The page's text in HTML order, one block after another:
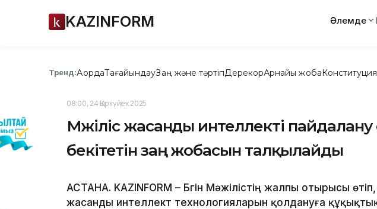
KAZINFORM Әлемде
Тренд:АқордаТағайындауЗаң және тәртіпДерекқорАрнайы жоба
08:00, 24 Қыркүйек 2025
Мәжіліс жасанды интеллекті
бекітетін заң жобасын талқылайды
АСТАНА. KAZINFORM – Бүгін Мәжілістің жалпы отырысы
жасанды интеллект технологияларын қолдануға